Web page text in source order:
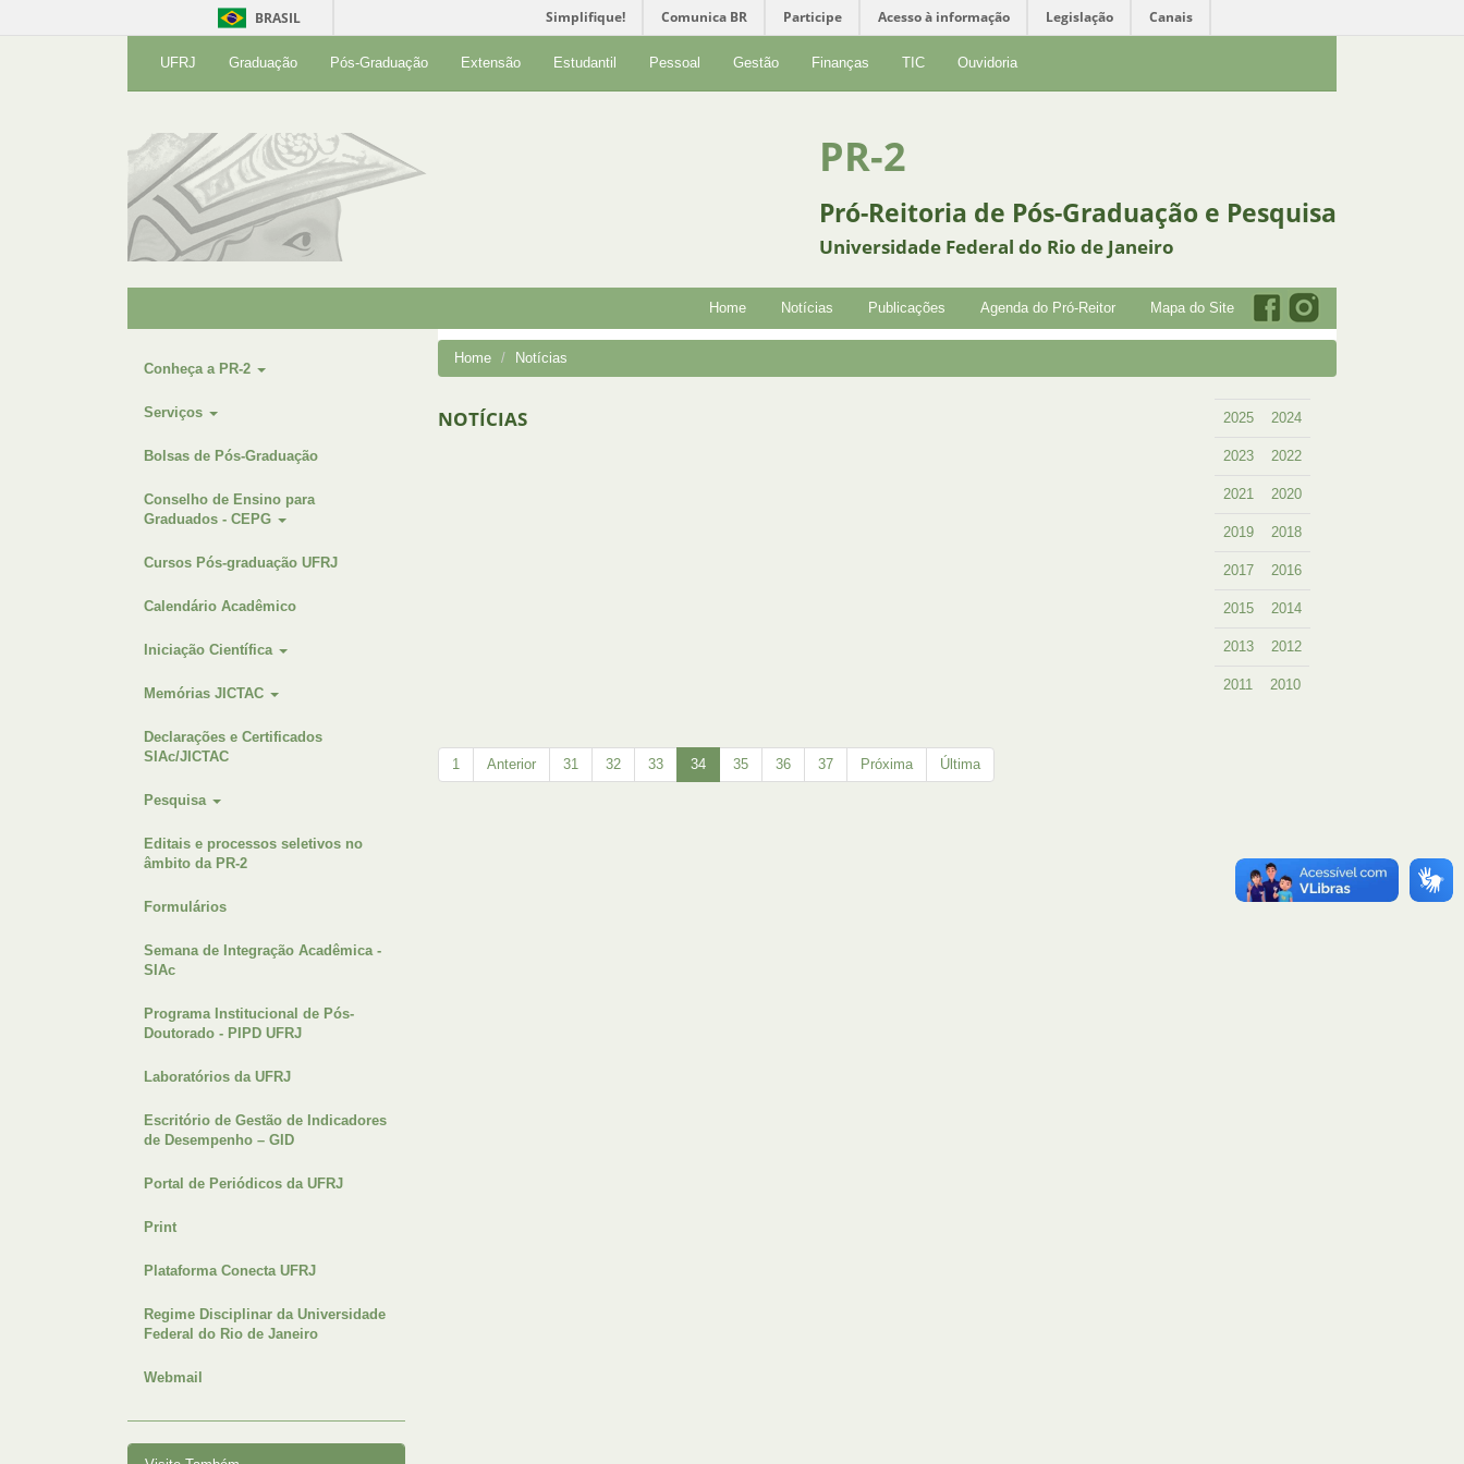
BRASIL Simplifique! Comunica BR Participe Acesso à informação Legislação Canais
UFRJ Graduação Pós-Graduação Extensão Estudantil Pessoal Gestão Finanças TIC Ouvidoria
PR-2
Pró-Reitoria de Pós-Graduação e Pesquisa
Universidade Federal do Rio de Janeiro
Home Notícias Publicações Agenda do Pró-Reitor Mapa do Site
Conheça a PR-2
Serviços
Bolsas de Pós-Graduação
Conselho de Ensino para
Graduados - CEPG
Cursos Pós-graduação UFRJ
Calendário Acadêmico
Iniciação Científica
Memórias JICTAC
Declarações e Certificados
SIAc/JICTAC
Pesquisa
Editais e processos seletivos no
âmbito da PR-2
Formulários
Semana de Integração Acadêmica -
SIAc
Programa Institucional de Pós-
Doutorado - PIPD UFRJ
Laboratórios da UFRJ
Escritório de Gestão de Indicadores
de Desempenho – GID
Portal de Periódicos da UFRJ
Print
Plataforma Conecta UFRJ
Regime Disciplinar da Universidade
Federal do Rio de Janeiro
Webmail
Home Notícias
NOTÍCIAS 2025 2024
2023 2022
2021 2020
2019 2018
2017 2016
2015 2014
2013 2012
2011 2010
1 Anterior 31 32 33 34 35 36 37 Próxima Última